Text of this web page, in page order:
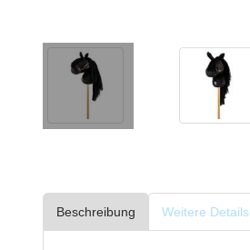
Beschreibung Weitere Details